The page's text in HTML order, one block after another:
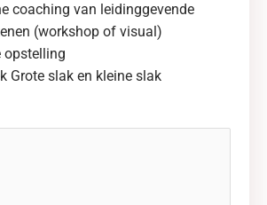
coaching van leidinggevende
(workshop of visual)
opstelling
Grote slak en kleine slak